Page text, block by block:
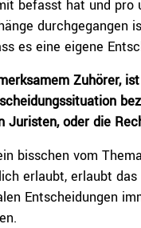
befasst hat und pro
durchgegangen
es eine eigene
Zuhörer,
Juristen, oder die
bisschen vom
erlaubt, erlaubt
Entscheidungen